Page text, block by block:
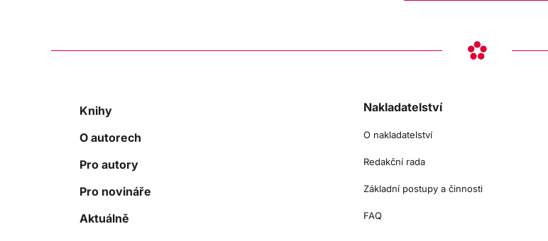
Knihy
O autorech
Pro autory
Pro novináře
Aktuálně
Nakladatelství
O nakladatelství
Redakční rada
Základní postupy a činnosti
FAQ